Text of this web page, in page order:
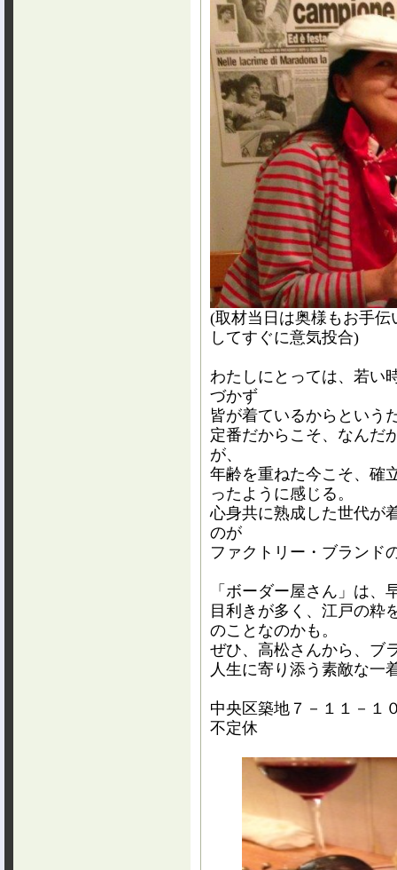
(取材当日は奥様もお手
してすぐに意気投合)
わたしにとっては、若い
づかず
皆が着ているからという
定番だからこそ、なんだ
が、
年齢を重ねた今こそ、 確
ったように感じる。
心身共に熟成した世代が
のが
ファクトリー・ブランド
「ボーダー屋さん」は、
目利きが多く、 江戸の粋
のことなのかも。
ぜひ、高松さんから、 ブ
人生に寄り添う 素敵な一
中央区築地７－１１－１
不定休